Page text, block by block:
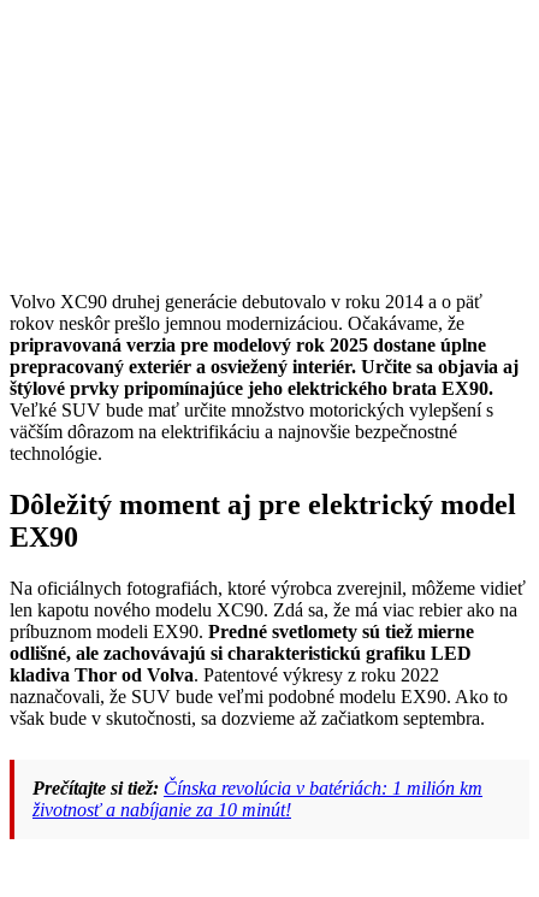
Volvo XC90 druhej generácie debutovalo v roku 2014 a o päť
rokov neskôr prešlo jemnou modernizáciou. Očakávame, že
pripravovaná verzia pre modelový rok 2025 dostane úplne
prepracovaný exteriér a osviežený interiér. Určite sa objavia aj
štýlové prvky pripomínajúce jeho elektrického brata EX90.
Veľké SUV bude mať určite množstvo motorických vylepšení s
väčším dôrazom na elektrifikáciu a najnovšie bezpečnostné
technológie.
Dôležitý moment aj pre elektrický model
EX90
Na oficiálnych fotografiách, ktoré výrobca zverejnil, môžeme vidieť
len kapotu nového modelu XC90. Zdá sa, že má viac rebier ako na
príbuznom modeli EX90. Predné svetlomety sú tiež mierne
odlišné, ale zachovávajú si charakteristickú grafiku LED
kladiva Thor od Volva. Patentové výkresy z roku 2022
naznačovali, že SUV bude veľmi podobné modelu EX90. Ako to
však bude v skutočnosti, sa dozvieme až začiatkom septembra.
Prečítajte si tiež: Čínska revolúcia v batériách: 1 milión km
životnosť a nabíjanie za 10 minút!